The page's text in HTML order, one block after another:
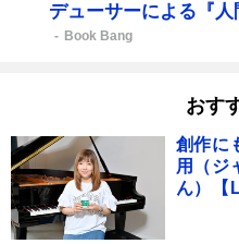
デューサーによる『
Book Bang
おす
創作に
用（ジ
ん）【